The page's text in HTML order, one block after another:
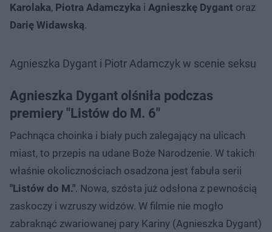
Karolaka, Piotra Adamczyka i Agnieszkę Dygant oraz
Darię Widawską.
Agnieszka Dygant i Piotr Adamczyk w scenie seksu
Agnieszka Dygant olśniła podczas
premiery "Listów do M. 6"
Pachnąca choinka i biały puch zalegający na ulicach
miast, to przepis na udane Boże Narodzenie. W takich
właśnie okolicznościach osadzona jest fabuła serii
"Listów do M.". Nowa, szósta już odsłona z pewnością
zaskoczy i wzruszy widzów. W filmie nie mogło
zabraknąć zwariowanej pary Kariny (Agnieszka Dygant)